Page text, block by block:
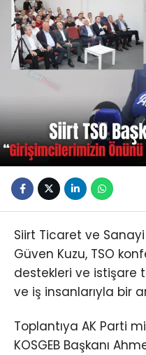
Siirt Ticaret ve Sanayi
Güven Kuzu, TSO
destekleri ve istişare
ve iş insanlarıyla bir
Toplantıya AK Parti
KOSGEB Başkanı